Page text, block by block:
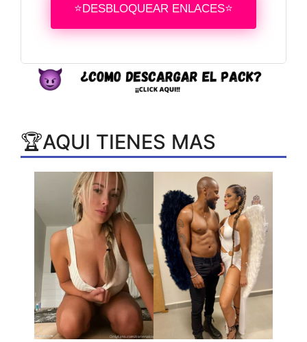
⭐DESBLOQUEAR ENLACES⭐
🏆AQUI TIENES MAS